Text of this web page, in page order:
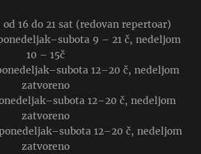
16 do 21 sat (redovan repertoar)
9 – 21 č, nedeljom
10 – 15č
12–20 č, nedeljom
zatvoreno
12–20 č, nedeljom
zatvoreno
12–20 č, nedeljom
zatvoreno